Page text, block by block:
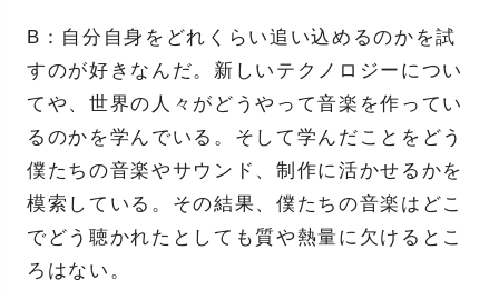
B：自分自身をどれくらい追い込めるのかを試
すのが好きなんだ。新しいテクノロジーについ
てや、世界の人々がどうやって音楽を作ってい
るのかを学んでいる。そして学んだことをどう
僕たちの音楽やサウンド、制作に活かせるかを
模索している。その結果、僕たちの音楽はどこ
でどう聴かれたとしても質や熱量に欠けるとこ
ろはない。